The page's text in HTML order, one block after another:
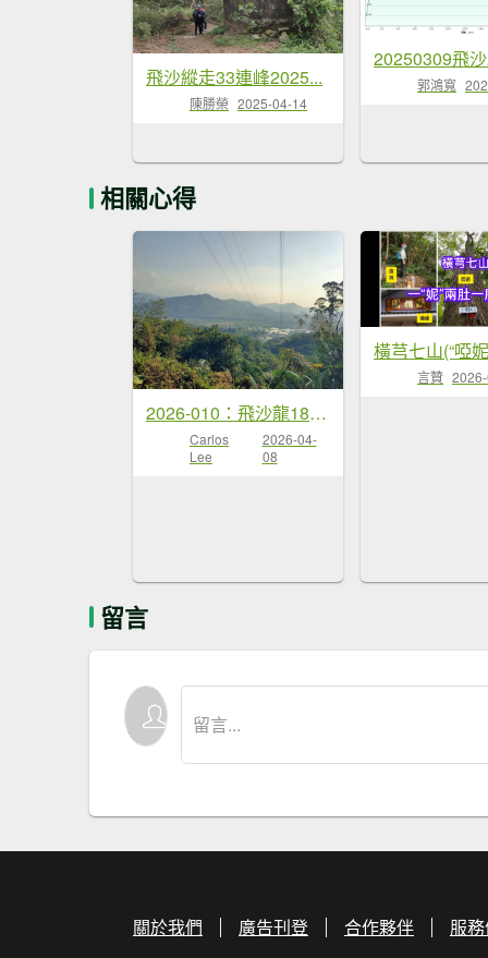
飛沙縱走33連峰2025...
陳勝榮 2025-04-14
20250309飛
郭鴻寬
相關心得
2026-010：飛沙龍18連峰縱...
Carlos
Lee
2026-04-
08
言贊
留言
關於我們 廣告刊登 合作夥伴 服